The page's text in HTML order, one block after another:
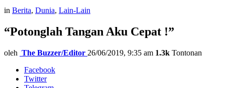
in Berita, Dunia, Lain-Lain
“Potonglah Tangan Aku Cepat !”
oleh The Buzzer/Editor 26/06/2019, 9:35 am 1.3k Tontonan
Facebook
Twitter